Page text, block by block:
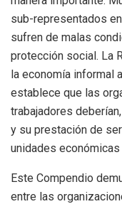
sub-representados
sufren de malas
protección social. La
la economía informal
establece que las
trabajadores
y su prestación de
unidades
Este Compendio
entre las